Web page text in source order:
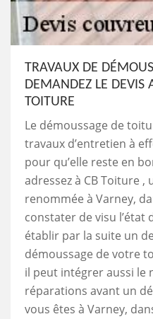
TRAVAUX DE
DEMANDEZ LE DEVIS
TOITURE
Le démoussage de
travaux d’entretien à
pour qu’elle reste en
adressez à CB Toiture ,
renommée à Varney,
constater de visu l’état
établir par la suite un
démoussage de votre
il peut intégrer aussi le
réparations avant un
vous êtes à Varney,